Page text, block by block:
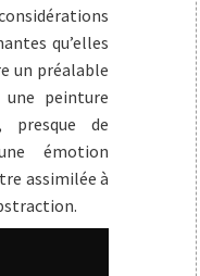
qu’elles
un préalable
peinture
presque de
émotion
assimilée à